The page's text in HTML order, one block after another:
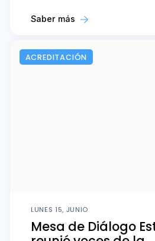
Saber más
ACREDITACIÓN
LUNES 15, JUNIO
Mesa de Diálogo